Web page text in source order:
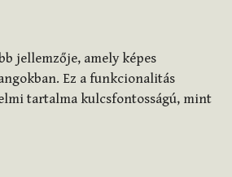
jellemzője, amely képes
Ez a funkcionalitás
tartalma kulcsfontosságú, mint